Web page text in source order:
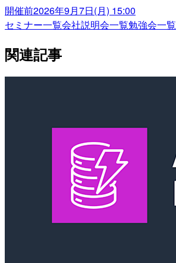
開催前2026年9月7日(月) 15:00
セミナー一覧会社説明会一覧勉強会一覧
関連記事